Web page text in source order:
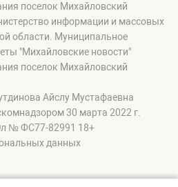
поселок Михайловский
информации и массовых
области. Муниципальное
"Михайловские новости"
поселок Михайловский
Айслу Мустафаевна
30 марта 2022 г.
№ ФС77-82991 18+
данных